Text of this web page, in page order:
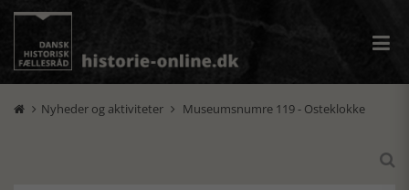
 Nyheder og aktiviteter  Museumsnumre 119 - Osteklokke
